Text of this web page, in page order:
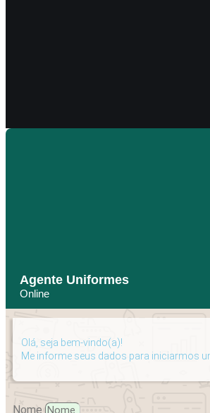
Agente Uniformes
Online
Olá, seja bem-vindo(a)!
Me informe seus dados para iniciarmos
Nome